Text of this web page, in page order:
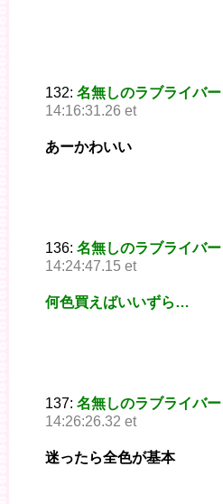
132: 名無しのラブライバー
14:16:31.26 et
あーかわいい
136: 名無しのラブライバー
14:24:47.15 et
何色買えばいいずら…
137: 名無しのラブライバー
14:26:26.32 et
迷ったら全色が基本